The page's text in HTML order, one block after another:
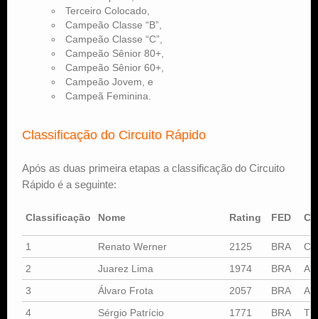
Terceiro Colocado,
Campeão Classe “B”,
Campeão Classe “C”,
Campeão Sênior 80+,
Campeão Sênior 60+,
Campeão Jovem, e
Campeã Feminina.
Classificação do Circuito Rápido
Após as duas primeira etapas a classificação do Circuito
Rápido é a seguinte:
Classificação Nome Rating FED
1 Renato Werner 2125 BRA
2
Juarez Lima 1974 BRA
3
Álvaro Frota 2057 BRA
4
Sérgio Patrício 1771 BRA